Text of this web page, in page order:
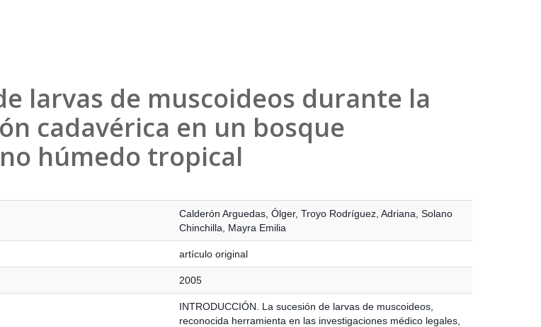
larvas de muscoideos durante la
cadavérica en un bosque
húmedo tropical
Calderón Arguedas, Ólger, Troyo Rodríguez, Adriana Solano
Chinchilla, Mayra Emilia
artículo original
2005
INTRODUCCIÓN. La sucesión de larvas de muscoideos,
reconocida herramienta en las investigaciones médico legales,